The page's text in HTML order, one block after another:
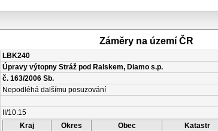
Záměry na území ČR
LBK240
Úpravy výtopny Stráž pod Ralskem, Diamo s.p.
č. 163/2006 Sb.
Nepodléhá dalšímu posuzování
II/10.15
Kraj Okres Obec
Katastr